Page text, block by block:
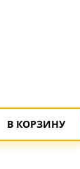
В КОРЗИНУ